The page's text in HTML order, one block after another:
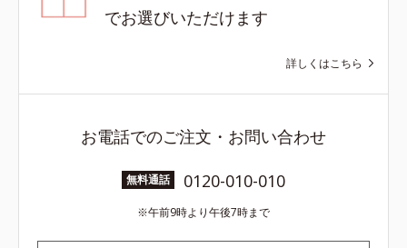
でお選びいただけます
詳しくはこちら
お電話でのご注文・お問い合わせ
無料通話 0120-010-010
午前9時より午後7時まで